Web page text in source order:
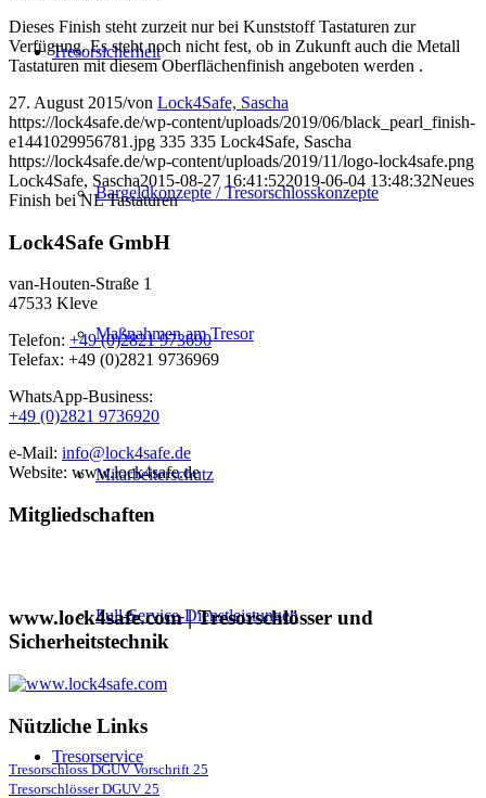
Tresorsicherheit
Bargeldkonzepte / Tresorschlosskonzepte
Maßnahmen am Tresor
Mitarbeiterschutz
Full-Service-Dienstleistungen
Tresorservice
Dieses Finish steht zurzeit nur bei Kunststoff Tastaturen zur
Verfügung. Es steht noch nicht fest, ob in Zukunft auch die Metall
Tastaturen mit diesem Oberflächenfinish angeboten werden .
27. August 2015/von Lock4Safe, Sascha
https://lock4safe.de/wp-content/uploads/2019/06/black_pearl_finish-
e1441029956781.jpg 335 335 Lock4Safe, Sascha
https://lock4safe.de/wp-content/uploads/2019/11/logo-lock4safe.png
Lock4Safe, Sascha2015-08-27 16:41:522019-06-04 13:48:32Neues
Finish bei NL Tastaturen
Lock4Safe GmbH
van-Houten-Straße 1
47533 Kleve
Telefon: +49 (0)2821 973690
Telefax: +49 (0)2821 9736969
WhatsApp-Business:
+49 (0)2821 9736920
e-Mail: info@lock4safe.de
Website: www.lock4safe.de
Mitgliedschaften
www.lock4safe.com | Tresorschlösser und
Sicherheitstechnik
Nützliche Links
Tresorschloss DGUV Vorschrift 25
Tresorschlösser DGUV 25